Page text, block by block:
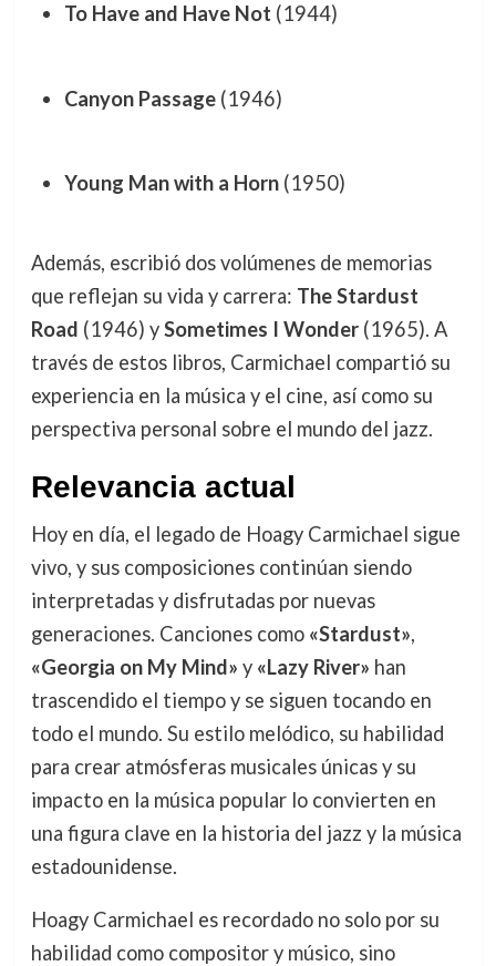
To Have and Have Not (1944)
Canyon Passage(1946)
Young Man with a Horn(1950)
Además, escribió dos volúmenes de memorias
que reflejan su vida y carrera: The Stardust
Road (1946) ySometimes I Wonder(1965). A
través de estos libros, Carmichael compartió su
experiencia en la música y el cine, así como su
perspectiva personal sobre el mundo del jazz.
Relevancia actual
Hoy en día, el legado de Hoagy Carmichael sigue
vivo, y sus composiciones continúan siendo
interpretadas y disfrutadas por nuevas
generaciones. Canciones como «Stardust»,
«Georgia on My Mind» y «Lazy River» han
trascendido el tiempo y se siguen tocando en
todo el mundo. Su estilo melódico, su habilidad
para crear atmósferas musicales únicas y su
impacto en la música popular lo convierten en
una figura clave en la historia del jazz y la música
estadounidense.
Hoagy Carmichael es recordado no solo por su
habilidad como compositor y músico, sino